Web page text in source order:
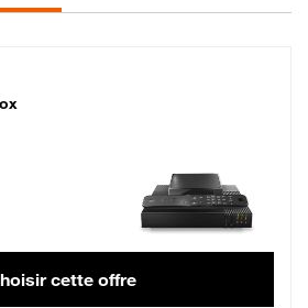
Livebox Lite Fibre
cette offre